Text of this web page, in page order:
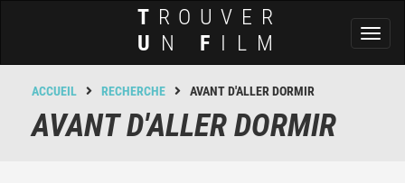
T ROUVER
U N F ILM
ACCUEIL RECHERCHE AVANT D'ALLER DORMIR
AVANT D'ALLER DORMIR